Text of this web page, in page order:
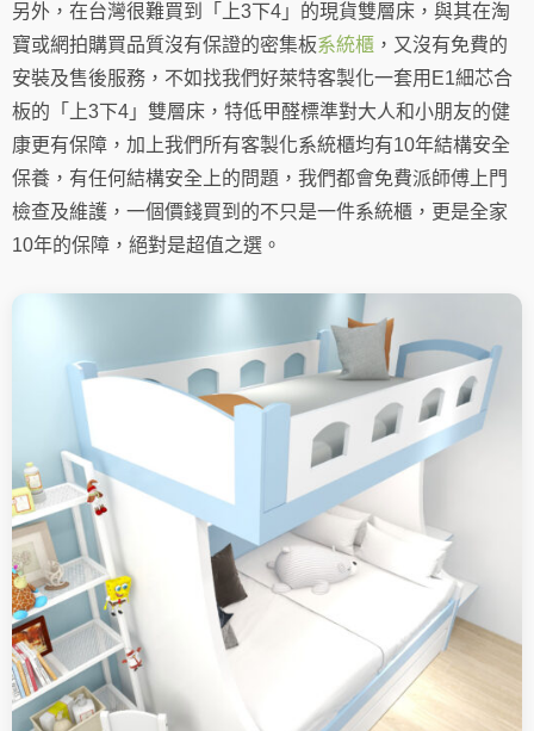
另外，在台灣很難買到「上3下4」的現貨雙層床，與其在淘
寶或網拍購買品質沒有保證的密集板系統櫃 ，又沒有免費的
安裝及售後服務，不如找我們好萊特客製化一套用E1細芯合
板的「上3下4」雙層床，特低甲醛標準對大人和小朋友的健
康更有保障，加上我們所有客製化系統櫃均有10年結構安全
保養，有任何結構安全上的問題，我們都會免費派師傅上門
檢查及維護，一個價錢買到的不只是一件系統櫃，更是全家
10年的保障，絕對是超值之選。